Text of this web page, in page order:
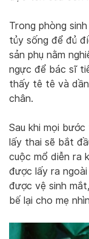
Trong phòng
tủy sống để đủ
sản phụ nằm
ngực để bác sĩ
thấy tê tê và
chân.
Sau khi mọi
lấy thai sẽ bắt
cuộc mổ diễn ra
được lấy ra
được vệ sinh
bế lại cho mẹ